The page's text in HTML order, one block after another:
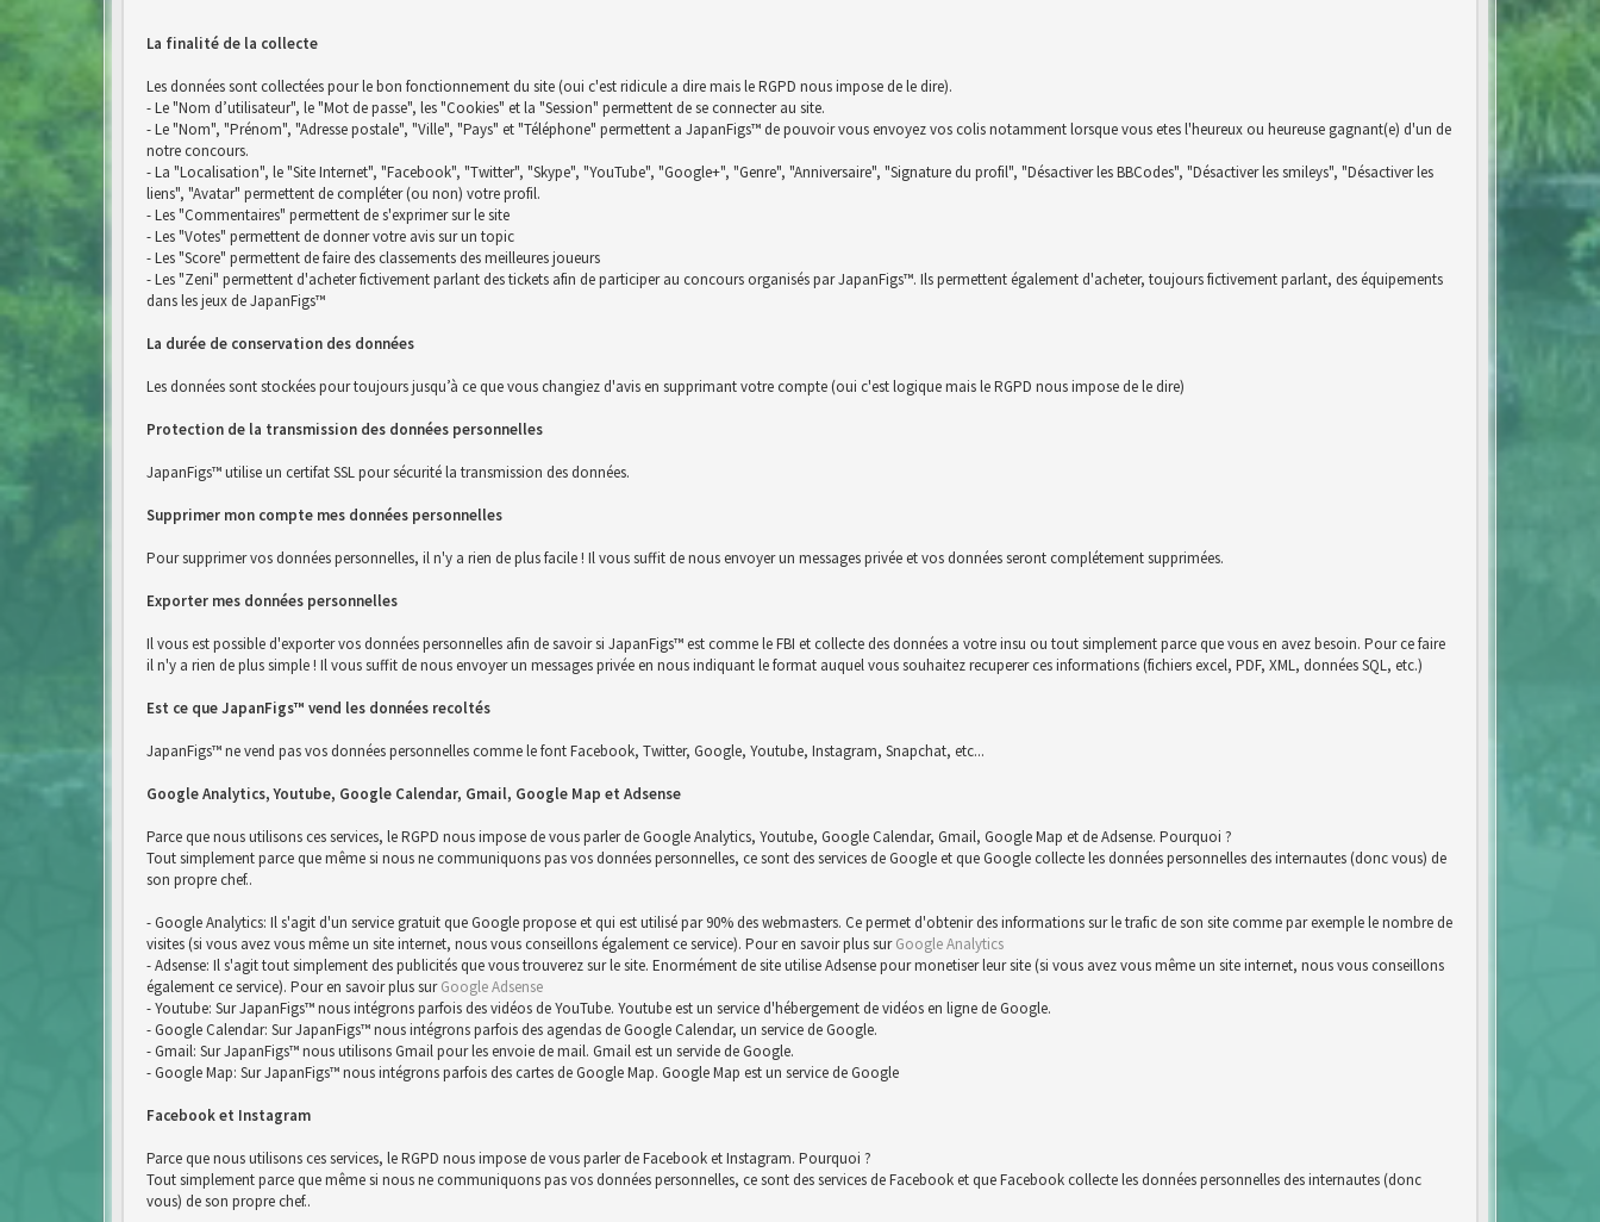
La finalité de la collecte
Les données sont collectées pour le bon fonctionnement du site (oui c'est ridicule a dire mais le RGPD nous impose de le dire).
- Le "Nom d’utilisateur", le "Mot de passe", les "Cookies" et la "Session" permettent de se connecter au site.
- Le "Nom", "Prénom", "Adresse postale", "Ville", "Pays" et "Téléphone" permettent a JapanFigs™ de pouvoir vous envoyez vos colis notamment lorsque vous etes l'heureux ou heureuse gagnant(e) d'un de
notre concours.
- La "Localisation", le "Site Internet", "Facebook", "Twitter", "Skype", "YouTube", "Google+", "Genre", "Anniversaire", "Signature du profil", "Désactiver les BBCodes", "Désactiver les smileys", "Désactiver les
liens", "Avatar" permettent de compléter (ou non) votre profil.
- Les "Commentaires" permettent de s'exprimer sur le site
- Les "Votes" permettent de donner votre avis sur un topic
- Les "Score" permettent de faire des classements des meilleures joueurs
- Les "Zeni" permettent d'acheter fictivement parlant des tickets afin de participer au concours organisés par JapanFigs™. Ils permettent également d'acheter, toujours fictivement parlant, des équipements
dans les jeux de JapanFigs™
La durée de conservation des données
Les données sont stockées pour toujours jusqu’à ce que vous changiez d'avis en supprimant votre compte (oui c'est logique mais le RGPD nous impose de le dire)
Protection de la transmission des données personnelles
JapanFigs™ utilise un certifat SSL pour sécurité la transmission des données.
Supprimer mon compte mes données personnelles
Pour supprimer vos données personnelles, il n'y a rien de plus facile ! Il vous suffit de nous envoyer un messages privée et vos données seront complétement supprimées.
Exporter mes données personnelles
Il vous est possible d'exporter vos données personnelles afin de savoir si JapanFigs™ est comme le FBI et collecte des données a votre insu ou tout simplement parce que vous en avez besoin. Pour ce faire
il n'y a rien de plus simple ! Il vous suffit de nous envoyer un messages privée en nous indiquant le format auquel vous souhaitez recuperer ces informations (fichiers excel, PDF, XML, données SQL, etc.)
Est ce que JapanFigs™ vend les données recoltés
JapanFigs™ ne vend pas vos données personnelles comme le font Facebook, Twitter, Google, Youtube, Instagram, Snapchat, etc...
Google Analytics, Youtube, Google Calendar, Gmail, Google Map et Adsense
Parce que nous utilisons ces services, le RGPD nous impose de vous parler de Google Analytics, Youtube, Google Calendar, Gmail, Google Map et de Adsense. Pourquoi ?
Tout simplement parce que même si nous ne communiquons pas vos données personnelles, ce sont des services de Google et que Google collecte les données personnelles des internautes (donc vous) de
son propre chef..
- Google Analytics: Il s'agit d'un service gratuit que Google propose et qui est utilisé par 90% des webmasters. Ce permet d'obtenir des informations sur le trafic de son site comme par exemple le nombre de
visites (si vous avez vous même un site internet, nous vous conseillons également ce service). Pour en savoir plus surGoogle Analytics
- Adsense: Il s'agit tout simplement des publicités que vous trouverez sur le site. Enormément de site utilise Adsense pour monetiser leur site (si vous avez vous même un site internet, nous vous conseillons
également ce service). Pour en savoir plus surGoogle Adsense
- Youtube: Sur JapanFigs™ nous intégrons parfois des vidéos de YouTube. Youtube est un service d'hébergement de vidéos en ligne de Google.
- Google Calendar: Sur JapanFigs™ nous intégrons parfois des agendas de Google Calendar, un service de Google.
- Gmail: Sur JapanFigs™ nous utilisons Gmail pour les envoie de mail. Gmail est un servide de Google.
- Google Map: Sur JapanFigs™ nous intégrons parfois des cartes de Google Map. Google Map est un service de Google
Facebook et Instagram
Parce que nous utilisons ces services, le RGPD nous impose de vous parler de Facebook et Instagram. Pourquoi ?
Tout simplement parce que même si nous ne communiquons pas vos données personnelles, ce sont des services de Facebook et que Facebook collecte les données personnelles des internautes (donc
vous) de son propre chef..